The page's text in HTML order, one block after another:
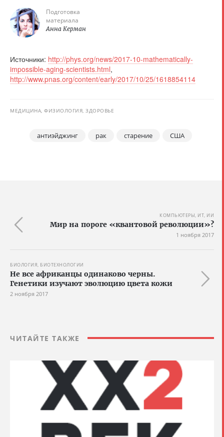
Подготовка
материала
Анна Керман
Источники: http://phys.org/news/2017-10-mathematically-
impossible-aging-scientists.html,
http://www.pnas.org/content/early/2017/10/25/1618854114
МЕДИЦИНА, ФИЗИОЛОГИЯ, ЗДОРОВЬЕ
антиэйджинг рак старение США
КОМПЬЮТЕРЫ, ИТ, ИИ
Мир на пороге «квантовой революции»?
1 ноября 2017
БИОЛОГИЯ, БИОТЕХНОЛОГИИ
Не все африканцы одинаково черны.
Генетики изучают эволюцию цвета кожи
2 ноября 2017
ЧИТАЙТЕ ТАКЖЕ